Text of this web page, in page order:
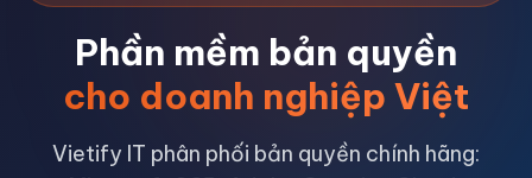
Phần mềm bản quyền
cho doanh nghiệp Việt
Vietify IT phân phối bản quyền chính hãng: